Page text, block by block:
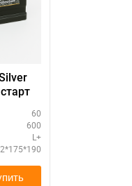
60
600
L+